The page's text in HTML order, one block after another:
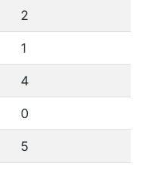
2
1
4
0
5